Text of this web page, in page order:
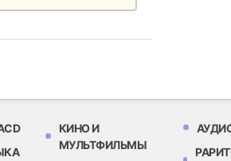
КИНО И
МУЛЬТФИЛЬМЫ